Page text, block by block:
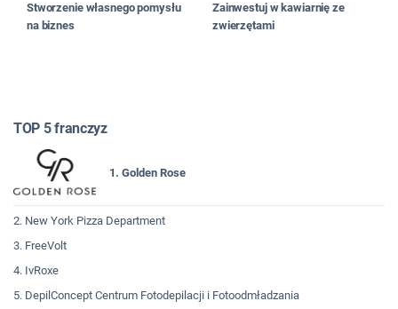
Stworzenie własnego pomysłu
na biznes
Zainwestuj w kawiarnię ze
zwierzętami
TOP 5 franczyz
1. Golden Rose
2. New York Pizza Department
3. FreeVolt
4. IvRoxe
5. DepilConcept Centrum Fotodepilacji i Fotoodmładzania